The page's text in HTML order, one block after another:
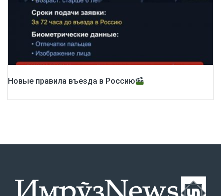
Новые правила въезда в Россию